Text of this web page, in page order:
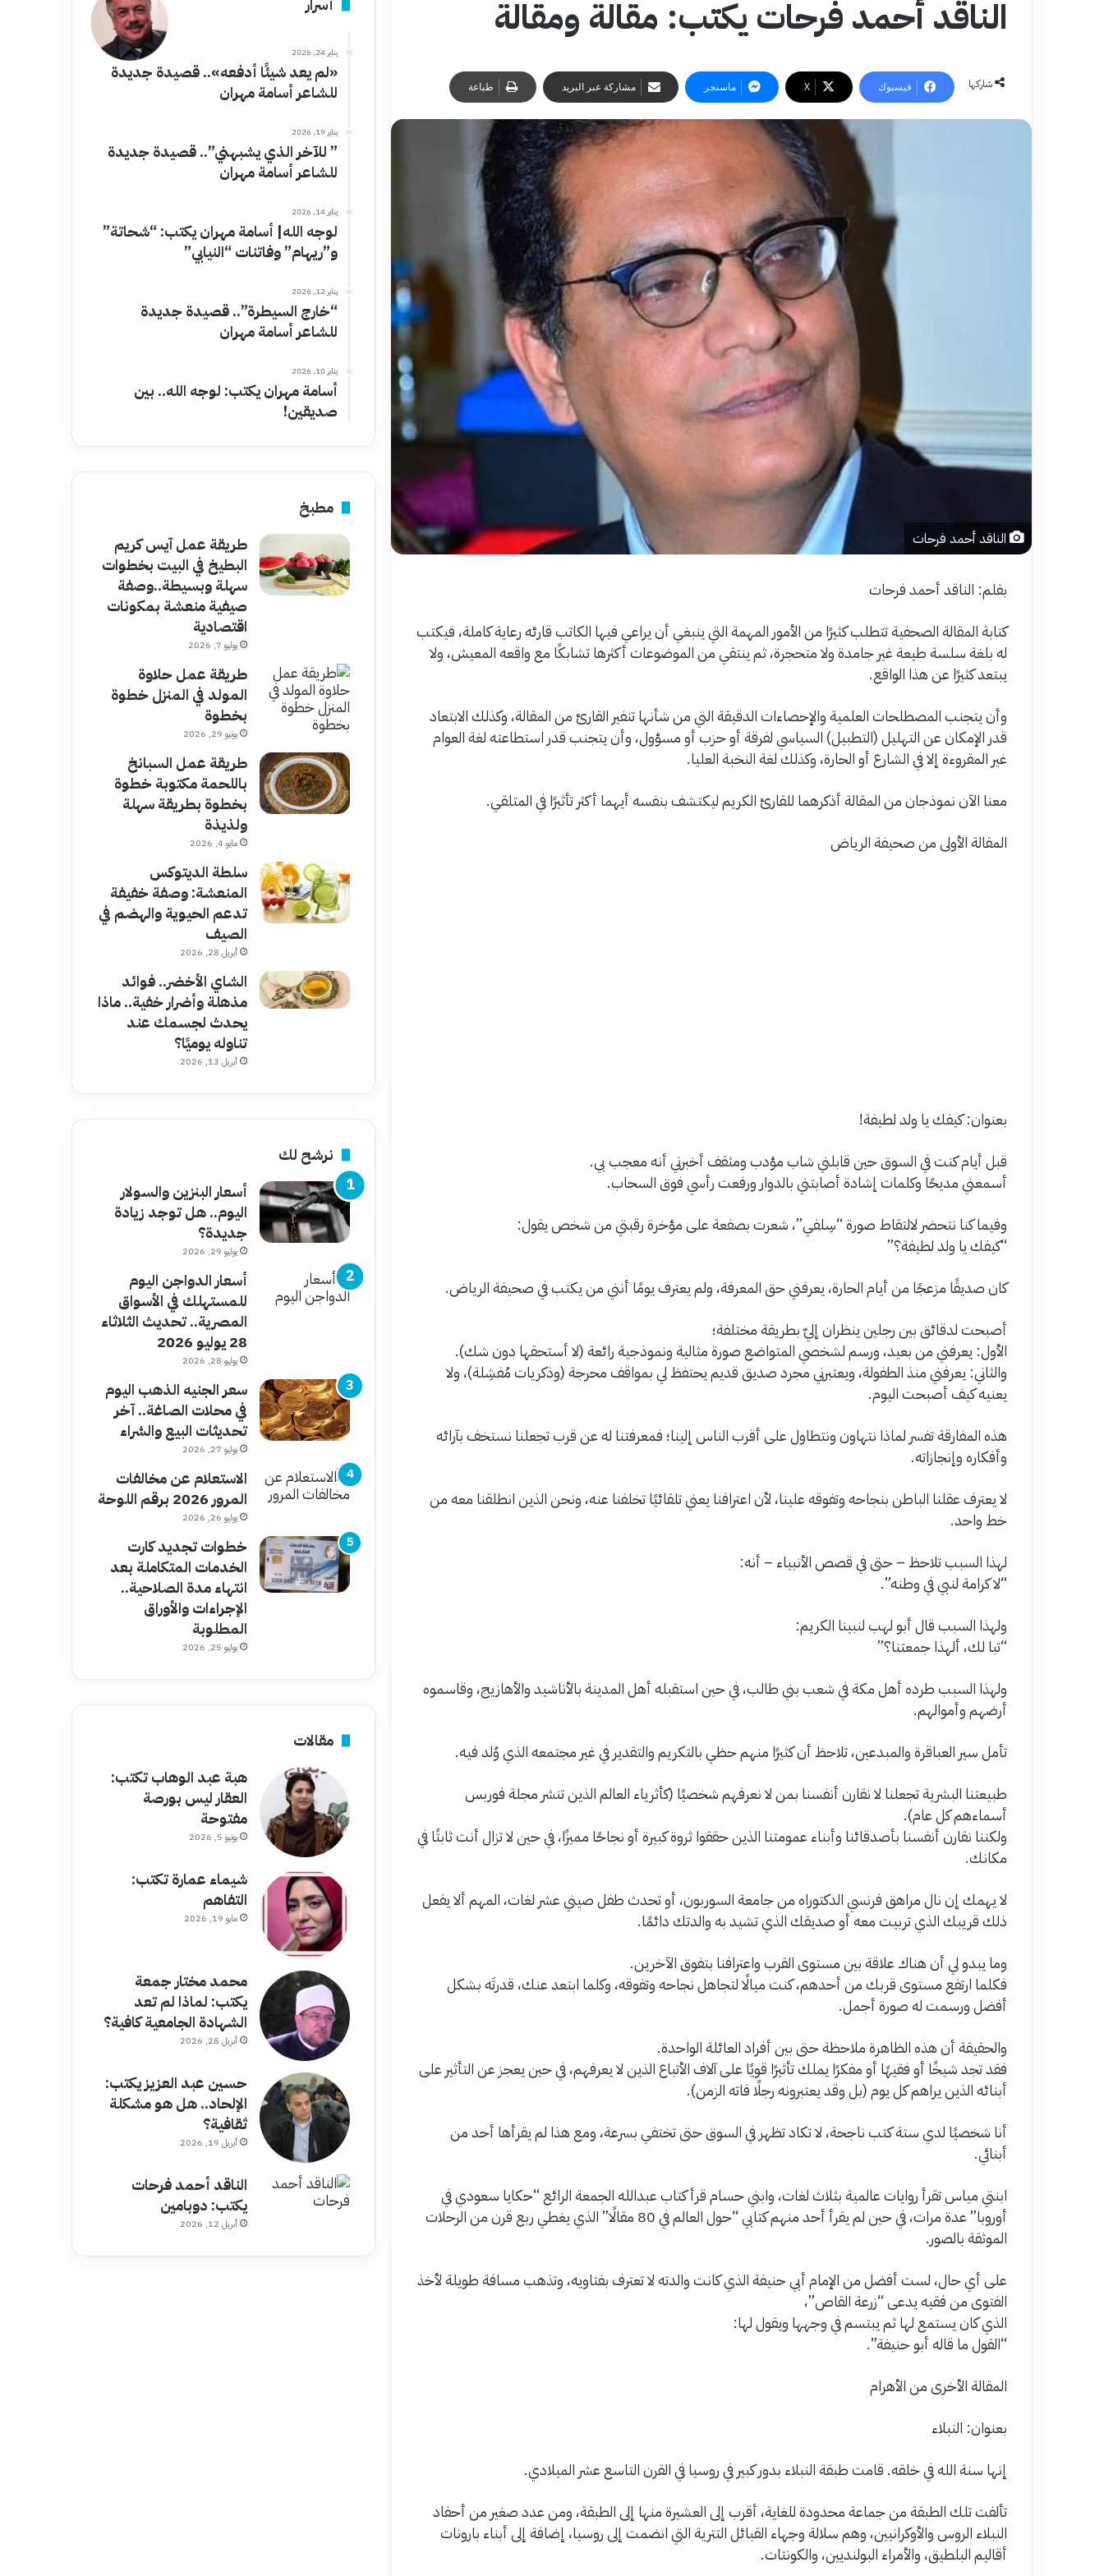
الناقد أحمد فرحات يكتب: مقالة ومقالة
شاركها فيسبوك ‫X ماسنجر مشاركة عبر البريد طباعة
الناقد أحمد فرحات
بقلم: الناقد أحمد فرحات
كتابة المقالة الصحفية تتطلب كثيرًا من الأمور المهمة التي ينبغي أن يراعي فيها الكاتب قارئه رعاية كاملة، فيكتب
له بلغة سلسة طيعة غير جامدة ولا متحجرة، ثم ينتقي من الموضوعات أكثرها تشابكًا مع واقعه المعيش، ولا
يبتعد كثيرًا عن هذا الواقع.
وأن يتجنب المصطلحات العلمية والإحصاءات الدقيقة التي من شأنها تنفير القارئ من المقالة، وكذلك الابتعاد
قدر الإمكان عن التهليل (التطبيل) السياسي لفرقة أو حزب أو مسؤول، وأن يتجنب قدر استطاعته لغة العوام
غير المقروءة إلا في الشارع أو الحارة، وكذلك لغة النخبة العليا.
معنا الآن نموذجان من المقالة أذكرهما للقارئ الكريم ليكتشف بنفسه أيهما أكثر تأثيرًا في المتلقي.
المقالة الأولى من صحيفة الرياض
بعنوان: كيفك يا ولد لطيفة!
قبل أيام كنت في السوق حين قابلني شاب مؤدب ومثقف أخبرني أنه معجب بي.
أسمعني مديحًا وكلمات إشادة أصابتني بالدوار ورفعت رأسي فوق السحاب.
وفيما كنا نتحضر لالتقاط صورة “سِلفي”، شعرت بصفعة على مؤخرة رقبتي من شخص يقول:
“كيفك يا ولد لطيفة؟”
كان صديقًا مزعجًا من أيام الحارة، يعرفني حق المعرفة، ولم يعترف يومًا أنني من يكتب في صحيفة الرياض.
أصبحت لدقائق بين رجلين ينظران إليّ بطريقة مختلفة؛
الأول: يعرفني من بعيد، ورسم لشخصي المتواضع صورة مثالية ونموذجية رائعة (لا أستحقها دون شك).
والثاني: يعرفني منذ الطفولة، ويعتبرني مجرد صديق قديم يحتفظ لي بمواقف محرجة (وذكريات مُفشِلة)، ولا
يعنيه كيف أصبحت اليوم.
هذه المفارقة تفسر لماذا نتهاون ونتطاول على أقرب الناس إلينا؛ فمعرفتنا له عن قرب تجعلنا نستخف بآرائه
وأفكاره وإنجازاته.
لا يعترف عقلنا الباطن بنجاحه وتفوقه علينا، لأن اعترافنا يعني تلقائيًا تخلفنا عنه، ونحن الذين انطلقنا معه من
خط واحد.
لهذا السبب تلاحظ – حتى في قصص الأنبياء – أنه:
“لا كرامة لنبي في وطنه”.
ولهذا السبب قال أبو لهب لنبينا الكريم:
“تبا لك، ألهذا جمعتنا؟”
ولهذا السبب طرده أهل مكة في شعب بني طالب، في حين استقبله أهل المدينة بالأناشيد والأهازيج، وقاسموه
أرضهم وأموالهم.
تأمل سير العباقرة والمبدعين، تلاحظ أن كثيرًا منهم حظي بالتكريم والتقدير في غير مجتمعه الذي وُلد فيه.
طبيعتنا البشرية تجعلنا لا نقارن أنفسنا بمن لا نعرفهم شخصيًا (كأثرياء العالم الذين تنشر مجلة فوربس
أسماءهم كل عام).
ولكننا نقارن أنفسنا بأصدقائنا وأبناء عمومتنا الذين حققوا ثروة كبيرة أو نجاحًا مميزًا، في حين لا تزال أنت ثابتًا في
مكانك.
لا يهمك إن نال مراهق فرنسي الدكتوراه من جامعة السوربون، أو تحدث طفل صيني عشر لغات، المهم ألا يفعل
ذلك قريبك الذي تربيت معه أو صديقك الذي تشيد به والدتك دائمًا.
وما يبدو لي أن هناك علاقة بين مستوى القرب واعترافنا بتفوق الآخرين.
فكلما ارتفع مستوى قربك من أحدهم، كنت ميالًا لتجاهل نجاحه وتفوقه، وكلما ابتعد عنك، قدرتَه بشكل
أفضل ورسمت له صورة أجمل.
والحقيقة أن هذه الظاهرة ملاحظة حتى بين أفراد العائلة الواحدة.
فقد تجد شيخًا أو فقيهًا أو مفكرًا يملك تأثيرًا قويًا على آلاف الأتباع الذين لا يعرفهم، في حين يعجز عن التأثير على
أبنائه الذين يراهم كل يوم (بل وقد يعتبرونه رجلًا فاته الزمن).
أنا شخصيًا لدي ستة كتب ناجحة، لا تكاد تظهر في السوق حتى تختفي بسرعة، ومع هذا لم يقرأها أحد من
أبنائي.
ابنتي مياس تقرأ روايات عالمية بثلاث لغات، وابني حسام قرأ كتاب عبدالله الجمعة الرائع “حكايا سعودي في
أوروبا” عدة مرات، في حين لم يقرأ أحد منهم كتابي “حول العالم في 80 مقالًا” الذي يغطي ربع قرن من الرحلات
الموثقة بالصور.
على أي حال، لست أفضل من الإمام أبي حنيفة الذي كانت والدته لا تعترف بفتاويه، وتذهب مسافة طويلة لأخذ
الفتوى من فقيه يدعى “زرعة القاص”،
الذي كان يستمع لها ثم يبتسم في وجهها ويقول لها:
“القول ما قاله أبو حنيفة”.
المقالة الأخرى من الأهرام
بعنوان: النبلاء
إنها سنة الله في خلقه. قامت طبقة النبلاء بدور كبير في روسيا في القرن التاسع عشر الميلادي.
تألفت تلك الطبقة من جماعة محدودة للغاية، أقرب إلى العشيرة منها إلى الطبقة، ومن عدد صغير من أحفاد
النبلاء الروس والأوكرانيين، وهم سلالة وجهاء القبائل التترية التي انضمت إلى روسيا، إضافة إلى أبناء بارونات
أقاليم البلطيق، والأمراء البولنديين، والكونتات.
أسرار
يناير 24, 2026
«لم يعد شيئًا أدفعه».. قصيدة جديدة
للشاعر أسامة مهران
يناير 19, 2026
” للآخر الذي يشبهني”.. قصيدة جديدة
للشاعر أسامة مهران
يناير 14, 2026
لوجه الله| أسامة مهران يكتب: “شحاتة”
و”ريهام” وفاتنات “النيابي”
يناير 12, 2026
“خارج السيطرة”.. قصيدة جديدة
للشاعر أسامة مهران
يناير 10, 2026
أسامة مهران يكتب: لوجه الله.. بين
صديقين!
مطبخ
طريقة عمل آيس كريم
البطيخ في البيت بخطوات
سهلة وبسيطة..وصفة
صيفية منعشة بمكونات
اقتصادية
يوليو 7, 2026
طريقة عمل حلاوة
المولد في المنزل خطوة
بخطوة
يونيو 29, 2026
طريقة عمل السبانخ
باللحمة مكتوبة خطوة
بخطوة بطريقة سهلة
ولذيذة
مايو 4, 2026
سلطة الديتوكس
المنعشة: وصفة خفيفة
تدعم الحيوية والهضم في
الصيف
أبريل 28, 2026
الشاي الأخضر.. فوائد
مذهلة وأضرار خفية.. ماذا
يحدث لجسمك عند
تناوله يوميًا؟
أبريل 13, 2026
نرشح لك
أسعار البنزين والسولار
اليوم.. هل توجد زيادة
جديدة؟
يوليو 29, 2026
أسعار الدواجن اليوم
للمستهلك في الأسواق
المصرية.. تحديث الثلاثاء
28 يوليو 2026
يوليو 28, 2026
سعر الجنيه الذهب اليوم
في محلات الصاغة.. آخر
تحديثات البيع والشراء
يوليو 27, 2026
الاستعلام عن مخالفات
المرور 2026 برقم اللوحة
يوليو 26, 2026
خطوات تجديد كارت
الخدمات المتكاملة بعد
انتهاء مدة الصلاحية..
الإجراءات والأوراق
المطلوبة
يوليو 25, 2026
مقالات
هبة عبد الوهاب تكتب:
العقار ليس بورصة
مفتوحة
يونيو 5, 2026
شيماء عمارة تكتب:
التفاهم
مايو 19, 2026
محمد مختار جمعة
يكتب: لماذا لم تعد
الشهادة الجامعية كافية؟
أبريل 28, 2026
حسين عبد العزيز يكتب:
الإلحاد.. هل هو مشكلة
ثقافية؟
أبريل 19, 2026
الناقد أحمد فرحات
يكتب: دوبامين
أبريل 12, 2026